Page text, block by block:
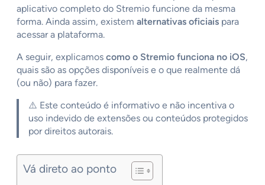
aplicativo completo do Stremio funcione da mesma
forma. Ainda assim, existem alternativas oficiais para
acessar a plataforma.
A seguir, explicamos como o Stremio funciona no iOS,
quais são as opções disponíveis e o que realmente dá
(ou não) para fazer.
⚠️ Este conteúdo é informativo e não incentiva o
uso indevido de extensões ou conteúdos protegidos
por direitos autorais.
Vá direto ao ponto